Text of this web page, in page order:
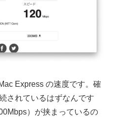
Express の速度です。確
されているはずなんです
）が挟まっているの